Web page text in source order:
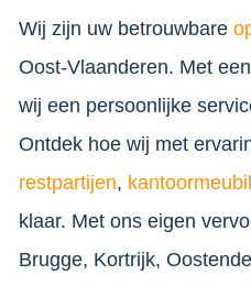
Wij zijn uw betrouwbare
Oost-Vlaanderen. Met
wij een persoonlijke
Ontdek hoe wij met
restpartijen,
klaar. Met ons eigen
Brugge, Kortrijk,